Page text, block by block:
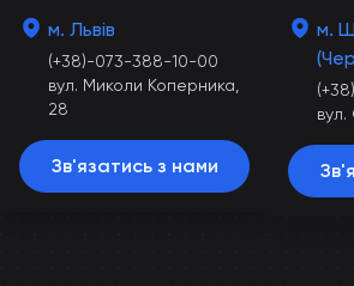
м. Львів
(+38)-073-388-10-00
вул. Миколи Коперника,
28
Зв'язатись з нами
м.
вул.